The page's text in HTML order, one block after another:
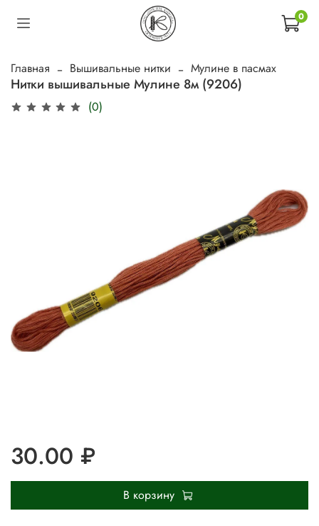
0
Главная Вышивальные нитки Мулине в пасмах
Нитки вышивальные Мулине 8м (9206)
(0)
30.00 ₽
В корзину